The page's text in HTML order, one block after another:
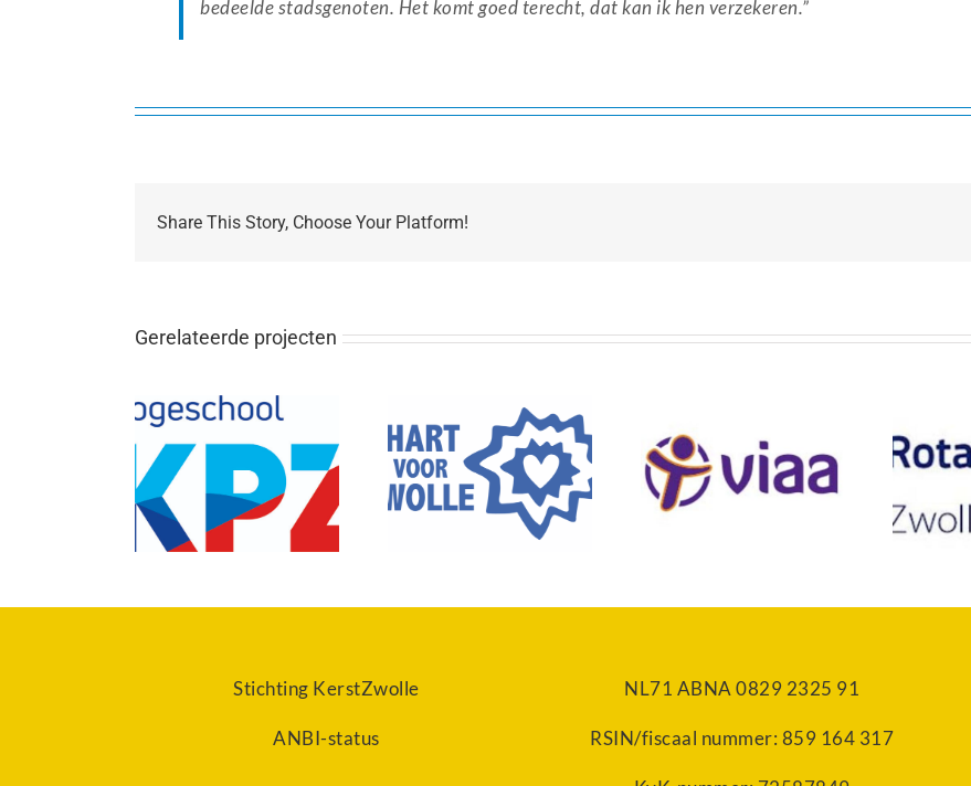
bedeelde stadsgenoten. Het komt goed terecht, dat kan ik hen verzekeren.”
Share This Story, Choose Your Platform!
Gerelateerde projecten
Hart voor Zwolle Hogeschool Viaa
Rotary Zwolle –
Stichting KerstZwolle
ANBI-status
NL71 ABNA 0829 2325 91
RSIN/fiscaal nummer: 859 164 317